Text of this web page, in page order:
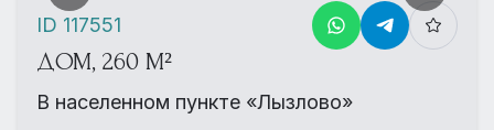
ДОМ, 260 М²
В населенном пункте «Лызлово»
ID 117551